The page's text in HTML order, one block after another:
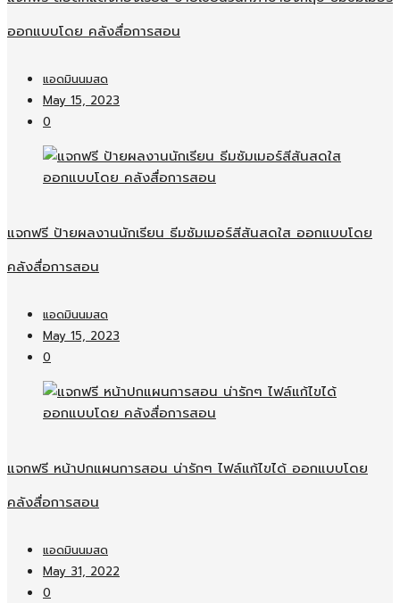
ออกแบบโดย คลังสื่อการสอน
แอดมินนมสด
May 15, 2023
0
แจกฟรี ป้ายผลงานนักเรียน ธีมซัมเมอร์สีสันสดใส ออกแบบโดย
คลังสื่อการสอน
แอดมินนมสด
May 15, 2023
0
แจกฟรี หน้าปกแผนการสอน น่ารักๆ ไฟล์แก้ไขได้ ออกแบบโดย
คลังสื่อการสอน
แอดมินนมสด
May 31, 2022
0